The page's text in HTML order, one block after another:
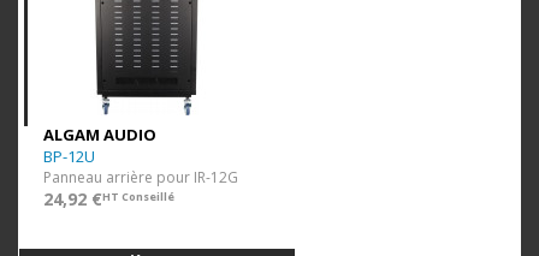
ALGAM AUDIO
BP-12U
Panneau arrière pour IR-12G
24,92 €HT Conseillé